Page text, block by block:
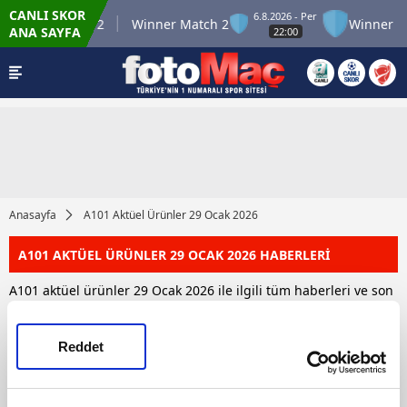
Reddet
CANLI SKOR
ANA SAYFA
Match 12 Winner Match 2
6.8.2026 - Per
22:00
Winner
Anasayfa A101 Aktüel Ürünler 29 Ocak 2026
A101 AKTÜEL ÜRÜNLER 29 OCAK 2026 HABERLERİ
A101 aktüel ürünler 29 Ocak 2026 ile ilgili tüm haberleri ve son
bu sayfamızdan takip edebilirsiniz. Toplam 1 A101 aktüel
ürünler 29 Ocak 2026 haberi bulunmuştur.
HABERLER